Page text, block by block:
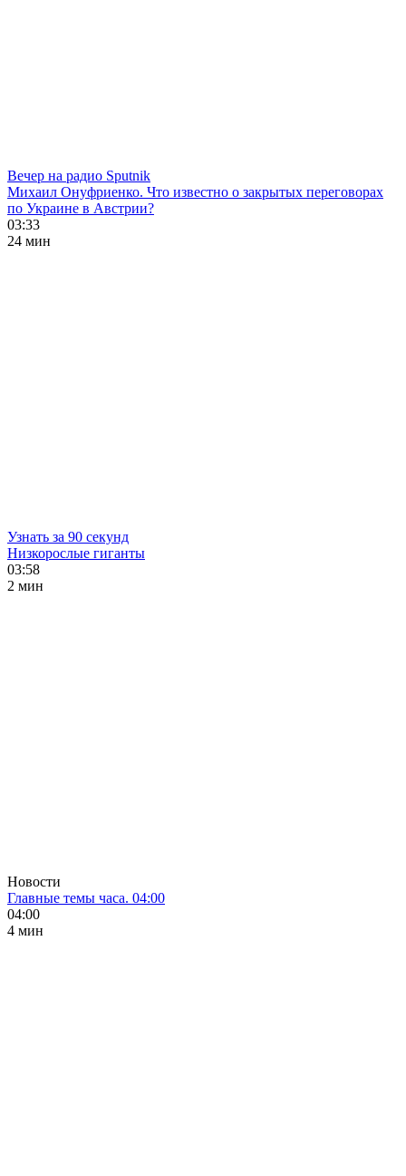
Вечер на радио Sputnik
Михаил Онуфриенко. Что известно о закрытых переговорах
по Украине в Австрии?
03:33
24 мин
Узнать за 90 секунд
Низкорослые гиганты
03:58
2 мин
Новости
Главные темы часа. 04:00
04:00
4 мин